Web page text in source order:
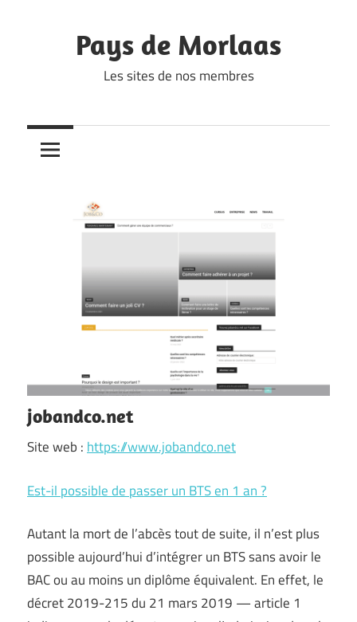
Pays de Morlaas
Les sites de nos membres
jobandco.net
Site web : https://www.jobandco.net
Est-il possible de passer un BTS en 1 an ?
Autant la mort de l’abcès tout de suite, il n’est plus
possible aujourd’hui d’intégrer un BTS sans avoir le
BAC ou au moins un diplôme équivalent. En effet, le
décret 2019-215 du 21 mars 2019 — article 1